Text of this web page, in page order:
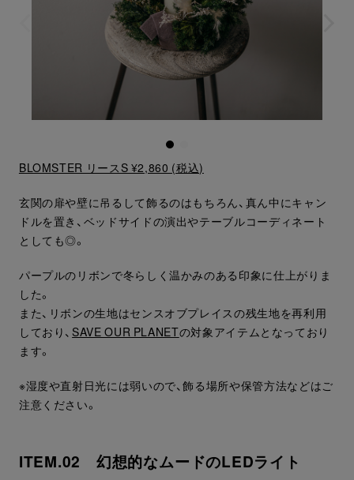
BLOMSTER リースS ¥2,860 (税込)
玄関の扉や壁に吊るして飾るのはもちろん、真ん中にキャン
ドルを置き、ベッドサイドの演出やテーブルコーディネート
としても◎。
パープルのリボンで冬らしく温かみのある印象に仕上がりま
した。
また、リボンの生地はセンスオブプレイスの残生地を再利用
しており、 SAVE OUR PLANETの対象アイテムとなっており
ます。
※湿度や直射日光には弱いので、飾る場所や保管方法などはご
注意ください。
ITEM.02 幻想的なムードのLEDライト